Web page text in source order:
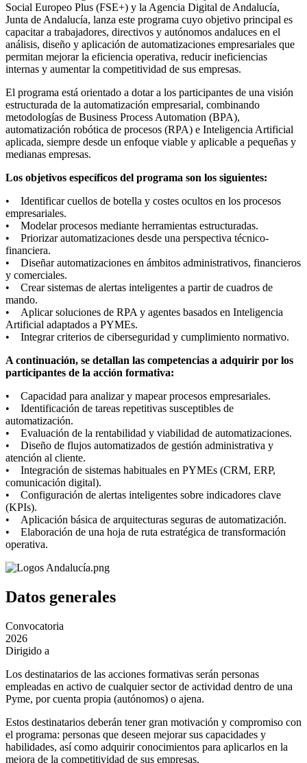
Social Europeo Plus (FSE+) y la Agencia Digital de Andalucía,
Junta de Andalucía, lanza este programa cuyo objetivo principal es
capacitar a trabajadores, directivos y autónomos andaluces en el
análisis, diseño y aplicación de automatizaciones empresariales que
permitan mejorar la eficiencia operativa, reducir ineficiencias
internas y aumentar la competitividad de sus empresas.
El programa está orientado a dotar a los participantes de una visión
estructurada de la automatización empresarial, combinando
metodologías de Business Process Automation (BPA),
automatización robótica de procesos (RPA) e Inteligencia Artificial
aplicada, siempre desde un enfoque viable y aplicable a pequeñas y
medianas empresas.
Los objetivos específicos del programa son los siguientes:
• Identificar cuellos de botella y costes ocultos en los procesos
empresariales.
• Modelar procesos mediante herramientas estructuradas.
• Priorizar automatizaciones desde una perspectiva técnico-
financiera.
• Diseñar automatizaciones en ámbitos administrativos, financieros
y comerciales.
• Crear sistemas de alertas inteligentes a partir de cuadros de
mando.
• Aplicar soluciones de RPA y agentes basados en Inteligencia
Artificial adaptados a PYMEs.
• Integrar criterios de ciberseguridad y cumplimiento normativo.
A continuación, se detallan las competencias a adquirir por los
participantes de la acción formativa:
• Capacidad para analizar y mapear procesos empresariales.
• Identificación de tareas repetitivas susceptibles de
automatización.
• Evaluación de la rentabilidad y viabilidad de automatizaciones.
• Diseño de flujos automatizados de gestión administrativa y
atención al cliente.
• Integración de sistemas habituales en PYMEs (CRM, ERP,
comunicación digital).
• Configuración de alertas inteligentes sobre indicadores clave
(KPIs).
• Aplicación básica de arquitecturas seguras de automatización.
• Elaboración de una hoja de ruta estratégica de transformación
operativa.
Datos generales
Convocatoria
2026
Dirigido a
Los destinatarios de las acciones formativas serán personas
empleadas en activo de cualquier sector de actividad dentro de una
Pyme, por cuenta propia (autónomos) o ajena.
Estos destinatarios deberán tener gran motivación y compromiso con
el programa: personas que deseen mejorar sus capacidades y
habilidades, así como adquirir conocimientos para aplicarlos en la
mejora de la competitividad de sus empresas.